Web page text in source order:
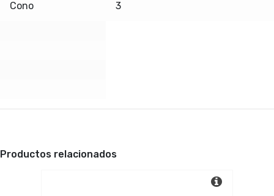
Cono 3
Productos relacionados